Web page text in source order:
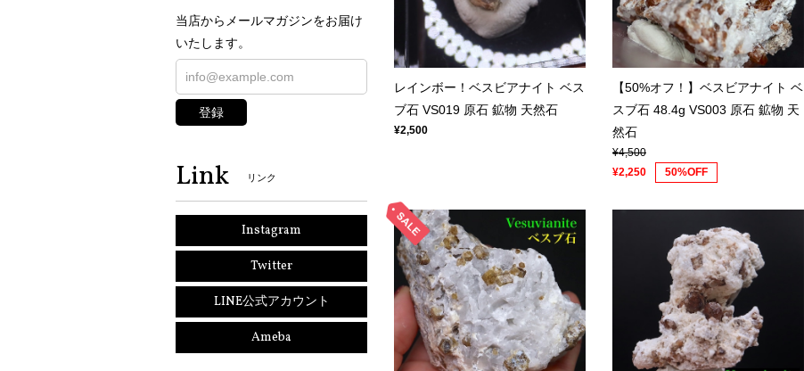
レインボー！ベスビアナイト ベス
ブ石 VS019 原石 鉱物 天然石
¥2,500
【50%オフ！】ベスビアナイト ベ
スブ石 48.4g VS003 原石 鉱物 天
然石
¥4,500
¥2,250
50%OFF
当店からメールマガジンをお届け
いたします。
登録
Link リンク
Instagram
Twitter
LINE公式アカウント
Ameba